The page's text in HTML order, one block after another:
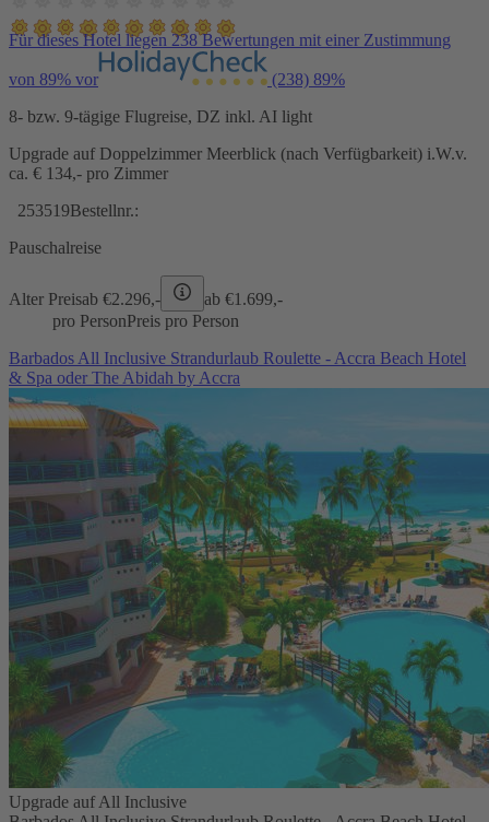
Für dieses Hotel liegen 238 Bewertungen mit einer Zustimmung
von 89% vor (238) 89%
8- bzw. 9-tägige Flugreise, DZ inkl. AI light
Upgrade auf Doppelzimmer Meerblick (nach Verfügbarkeit) i.W.v.
ca. € 134,- pro Zimmer
253519Bestellnr.:
Pauschalreise
Alter Preisab €2.296,- ab €1.699,-
pro PersonPreis pro Person
Barbados All Inclusive Strandurlaub Roulette - Accra Beach Hotel
& Spa oder The Abidah by Accra
Upgrade auf All Inclusive